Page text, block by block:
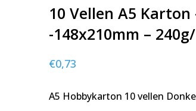
10 Vellen A5
-148x210mm –
€0,73
A5 Hobbykarton 10 vellen